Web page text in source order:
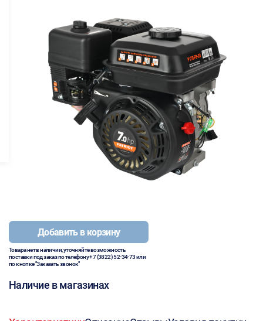
Добавить в корзину
Товара нет в наличии, уточняйте возможность
поставки под заказ по телефону+7 (3822) 52-34-73или
по кнопке "Заказать звонок"
Наличие в магазинах